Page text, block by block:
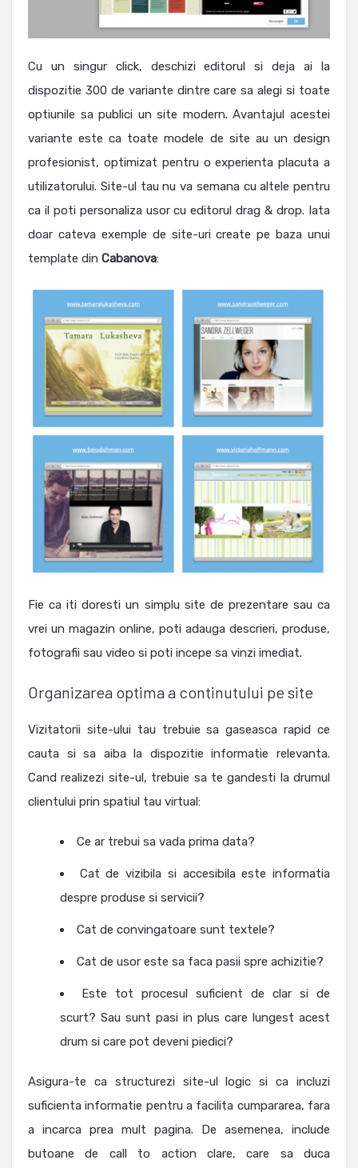
Cu un singur click, deschizi editorul si deja ai la
dispozitie 300 de variante dintre care sa alegi si toate
optiunile sa publici un site modern. Avantajul acestei
variante este ca toate modele de site au un design
profesionist, optimizat pentru o experienta placuta a
utilizatorului. Site-ul tau nu va semana cu altele pentru
ca il poti personaliza usor cu editorul drag & drop. Iata
doar cateva exemple de site-uri create pe baza unui
template din Cabanova:
Fie ca iti doresti un simplu site de prezentare sau ca
vrei un magazin online, poti adauga descrieri, produse,
fotografii sau video si poti incepe sa vinzi imediat.
Organizarea optima a continutului pe site
Vizitatorii site-ului tau trebuie sa gaseasca rapid ce
cauta si sa aiba la dispozitie informatie relevanta.
Cand realizezi site-ul, trebuie sa te gandesti la drumul
clientului prin spatiul tau virtual:
Ce ar trebui sa vada prima data?
Cat de vizibila si accesibila este informatia
despre produse si servicii?
Cat de convingatoare sunt textele?
Cat de usor este sa faca pasii spre achizitie?
Este tot procesul suficient de clar si de
scurt? Sau sunt pasi in plus care lungest acest
drum si care pot deveni piedici?
Asigura-te ca structurezi site-ul logic si ca incluzi
suficienta informatie pentru a facilita cumpararea, fara
a incarca prea mult pagina. De asemenea, include
butoane de call to action clare, care sa duca